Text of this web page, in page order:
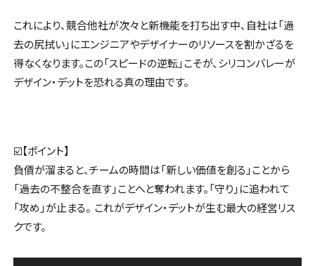
これにより、競合他社が次々と新機能を打ち出す中、自社は「過
去の尻拭い」にエンジニアやデザイナーのリソースを割かざるを
得なくなります。この「スピードの逆転」こそが、シリコンバレーが
デザイン・デットを恐れる真の理由です。
☑️【ポイント】
負債が溜まると、チームの時間は「新しい価値を創る」ことから
「過去の不整合を直す」ことへと奪われます。「守り」に追われて
「攻め」が止まる。 これがデザイン・デットが生む最大の経営リス
クです。